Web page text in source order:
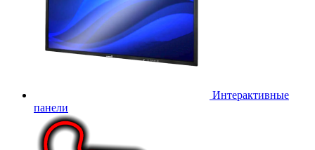
Интерактивные
панели